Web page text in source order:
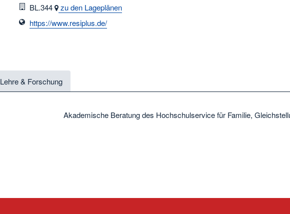
Raum
BL.344 zu den Lageplänen
https://www.resiplus.de/
Lehre & Forschung
Akademische Beratung des Hochschulservice für Familie,